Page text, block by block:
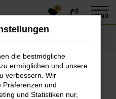
0
MENÜ
Error
die bestmögliche
ermöglichen und unsere
verbessern. Wir
Präferenzen und
und Statistiken nur,